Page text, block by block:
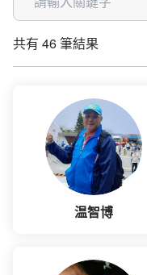
共有 46 筆結果
温智博